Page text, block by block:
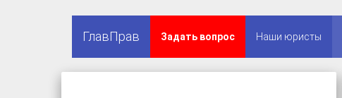
ГлавПрав Задать вопрос Наши юристы